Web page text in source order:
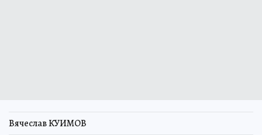
Вячеслав КУИМОВ